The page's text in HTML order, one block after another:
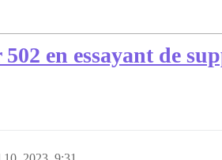
502 en essayant de